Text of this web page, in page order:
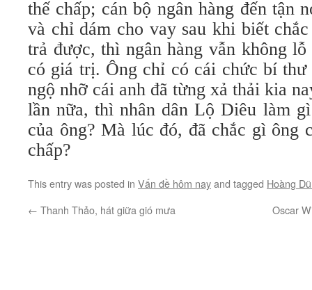
thế chấp; cán bộ ngân hàng đến tận
và chỉ dám cho vay sau khi biết
trả được, thì ngân hàng vẫn không
có giá trị. Ông chỉ có cái chức bí thư
ngộ nhỡ cái anh đã từng xả thải kia
lần nữa, thì nhân dân Lộ Diêu làm
của ông? Mà lúc đó, đã chắc gì ông
chấp?
This entry was posted in Vấn đề hôm nayand tagged Hoàng
← Thanh Thảo, hát giữa gió mưa Oscar